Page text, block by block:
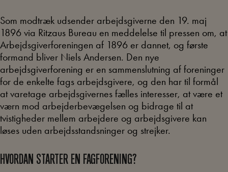
Som modtræk udsender arbejdsgiverne den 19. maj
1896 via Ritzaus Bureau en meddelelse til pressen om, at
Arbejdsgiverforeningen af 1896 er dannet, og første
formand bliver Niels Andersen. Den nye
arbejdsgiverforening er en sammenslutning af foreninger
for de enkelte fags arbejdsgivere, og den har til formål
at varetage arbejdsgivernes fælles interesser, at være et
værn mod arbejderbevægelsen og bidrage til at
tvistigheder mellem arbejdere og arbejdsgivere kan
løses uden arbejdsstandsninger og strejker.
HVORDAN STARTER EN FAGFORENING?